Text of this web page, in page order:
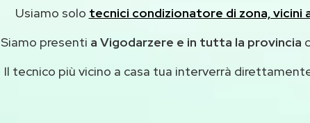
Usiamo solo tecnici condizionatore di zona, vicini
Siamo presenti a Vigodarzere e in tutta la provincia
Il tecnico più vicino a casa tua interverrà